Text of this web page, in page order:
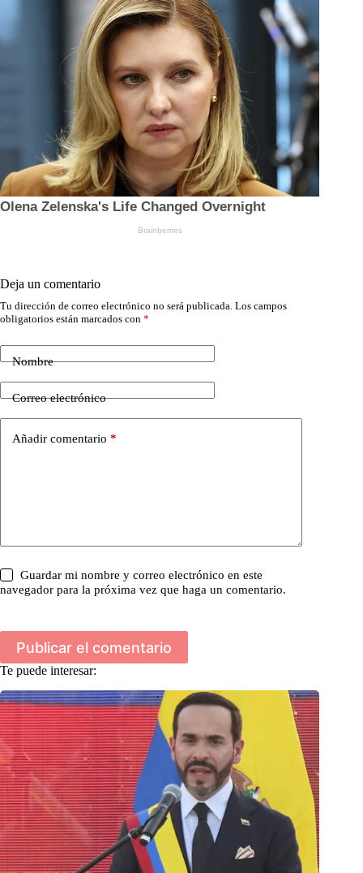
Deja un comentario
Tu dirección de correo electrónico no será publicada. Los campos
obligatorios están marcados con *
Nombre
Correo electrónico
Añadir comentario *
Guardar mi nombre y correo electrónico en este
navegador para la próxima vez que haga un comentario.
Publicar el comentario
Te puede interesar: